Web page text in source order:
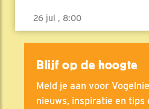
26 jul , 8:00
Blijf op de hoogte
Meld je aan voor
nieuws, inspiratie en